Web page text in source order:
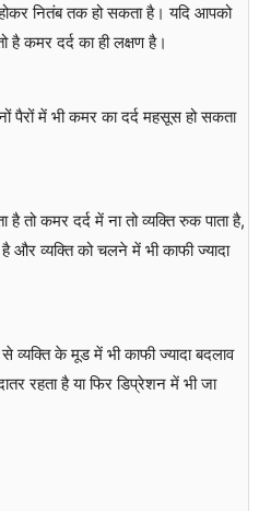
नितंब तक हो सकता है। यदि आपको
है कमर दर्द का ही लक्षण है।
पैरों में भी कमर का दर्द महसूस हो सकता
है तो कमर दर्द में ना तो व्यक्ति रुक पाता है,
और व्यक्ति को चलने में भी काफी ज्यादा
व्यक्ति के मूड में भी काफी ज्यादा बदलाव
रहता है या फिर डिप्रेशन में भी जा